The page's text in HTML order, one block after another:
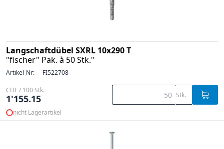
Langschaftdübel SXRL 10x290 T
"fischer" Pak. à 50 Stk."
Artikel-Nr: FI522708
CHF / 100 Stk.
1'155.15 Stk.
nicht Lagerartikel